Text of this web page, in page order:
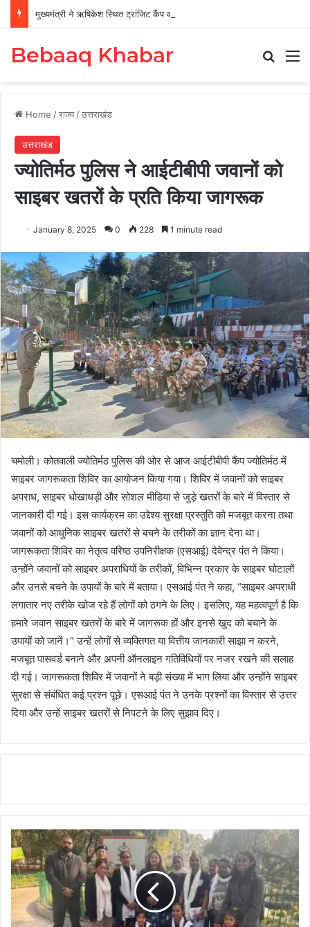
मुख्यमंत्री ने ऋषिकेश स्थित ट्रांजिट कैंप का किया औचक निरीक्षण
Bebaaq Khabar
Home /राज्य /उत्तराखंड
उत्तराखंड
ज्योतिर्मठ पुलिस ने आईटीबीपी जवानों को
साइबर खतरों के प्रति किया जागरूक
January 8, 2025 0 228 1 minute read
चमोली। कोतवाली ज्योतिर्मठ पुलिस की ओर से आज आईटीबीपी कैंप ज्योतिर्मठ में
साइबर जागरूकता शिविर का आयोजन किया गया। शिविर में जवानों को साइबर
अपराध, साइबर धोखाधड़ी और सोशल मीडिया से जुड़े खतरों के बारे में विस्तार से
जानकारी दी गई। इस कार्यक्रम का उद्देश्य सुरक्षा प्रस्तुति को मजबूत करना तथा
जवानों को आधुनिक साइबर खतरों से बचने के तरीकों का ज्ञान देना था।
जागरूकता शिविर का नेतृत्व वरिष्ठ उपनिरीक्षक (एसआई) देवेन्द्र पंत ने किया।
उन्होंने जवानों को साइबर अपराधियों के तरीकों, विभिन्न प्रकार के साइबर घोटालों
और उनसे बचने के उपायों के बारे में बताया। एसआई पंत ने कहा, “साइबर अपराधी
लगातार नए तरीके खोज रहे हैं लोगों को ठगने के लिए। इसलिए, यह महत्वपूर्ण है कि
हमारे जवान साइबर खतरों के बारे में जागरूक हों और इनसे खुद को बचाने के
उपायों को जानें।” उन्हें लोगों से व्यक्तिगत या वित्तीय जानकारी साझा न करने,
मजबूत पासवर्ड बनाने और अपनी ऑनलाइन गतिविधियों पर नजर रखने की सलाह
दी गई। जागरूकता शिविर में जवानों ने बड़ी संख्या में भाग लिया और उन्होंने साइबर
सुरक्षा से संबंधित कई प्रश्न पूछे। एसआई पंत ने उनके प्रश्नों का विस्तार से उत्तर
दिया और उन्हें साइबर खतरों से निपटने के लिए सुझाव दिए।